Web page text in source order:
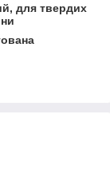
для твердих